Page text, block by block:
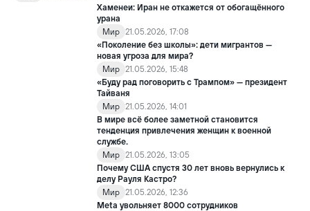
задержания со стороны Израиль подверглись пыткам и
жестокому обращению.
Хаменеи: Иран не откажется от обогащённого
урана
Мир 21.05.2026, 17:08
«Поколение без школы»: дети мигрантов —
новая угроза для мира?
Мир 21.05.2026, 15:48
«Буду рад поговорить с Трампом» — президент
Тайваня
Мир 21.05.2026, 14:01
В мире всё более заметной становится
тенденция привлечения женщин к военной
службе.
Мир 21.05.2026, 13:05
Почему США спустя 30 лет вновь вернулись к
делу Рауля Кастро?
Мир 21.05.2026, 12:36
Meta увольняет 8000 сотрудников